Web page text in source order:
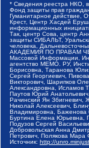
* Сведения реестра НКО,
Фонд защиты прав
Гуманитарное действие,
Крест, Центр Хасдей
информационных
Так, центр Сова, центр
защиты СИБАЛЬТ,
человека,
АКАДЕМИЯ ПО ПРАВАМ
Массовой Информации,
агентство МЕМО. РУ,
Борисовна, Таранова
Сергей Георгиевич,
Викторович, Шарипков
Александровна, Исламов
Паутов Юрий
Рачинский Ян Збигневич,
Николай Алексеевич,
Владимировна, Баженова
Буртина Елена Юрьевна,
Подузов Сергей
Добровольская Анна
Петрович, Полякова Мара
Источник: http://